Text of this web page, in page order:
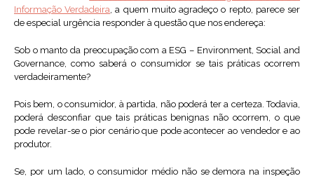
Informação Verdadeira, a quem muito agradeço o repto, parece ser
de especial urgência responder à questão que nos endereça:
Sob o manto da preocupação com a ESG – Environment, Social and
Governance, como saberá o consumidor se tais práticas ocorrem
verdadeiramente?
Pois bem, o consumidor, à partida, não poderá ter a certeza. Todavia,
poderá desconfiar que tais práticas benignas não ocorrem, o que
pode revelar-se o pior cenário que pode acontecer ao vendedor e ao
produtor.
Se, por um lado, o consumidor médio não se demora na inspeção